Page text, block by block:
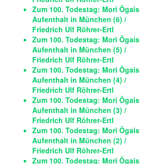
Zum 100. Todestag: Mori Ôgais
Aufenthalt in München (6) /
Friedrich Ulf Röhrer-Ertl
Zum 100. Todestag: Mori Ôgais
Aufenthalt in München (5) /
Friedrich Ulf Röhrer-Ertl
Zum 100. Todestag: Mori Ôgais
Aufenthalt in München (4) /
Friedrich Ulf Röhrer-Ertl
Zum 100. Todestag: Mori Ôgais
Aufenthalt in München (3) /
Friedrich Ulf Röhrer-Ertl
Zum 100. Todestag: Mori Ôgais
Aufenthalt in München (2) /
Friedrich Ulf Röhrer-Ertl
Zum 100. Todestag: Mori Ôgais